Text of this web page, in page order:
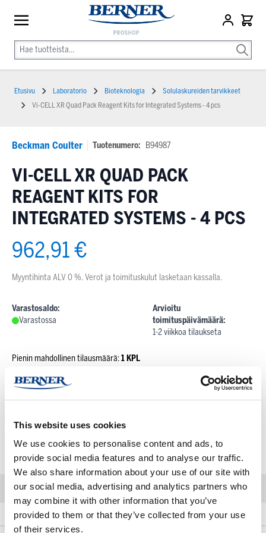
This website uses cookies
We use cookies to personalise content and ads, to
provide social media features and to analyse our traffic.
We also share information about your use of our site with
our social media, advertising and analytics partners who
may combine it with other information that you’ve
provided to them or that they’ve collected from your use
of their services.
Beckman Coulter Tuotenumero: B94987
VI-CELL XR QUAD PACK
REAGENT KITS FOR
INTEGRATED SYSTEMS - 4 PCS
962,91 €
Myyntihinta ALV 0 %. Verot ja toimituskulut lasketaan kassalla.
Varastosaldo:
Varastossa
Arvioitu
toimituspäivämäärä:
1-2 viikkoa tilaukseta
Pienin mahdollinen tilausmäärä:1 KPL
Kun tilaat tuotteita yli määritellyn myyntierän, pyöristetään määrä aina
seuraavaan täyteen myyntierään
- + Lisää ostoskoriin
KuvausLisätietoja
Etusivu Laboratorio Bioteknologia
Solulaskureiden tarvikkeet
Vi-CELL XR Quad Pack Reagent Kits for Integrated Systems - 4 pcs